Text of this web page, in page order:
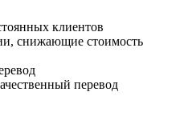
клиентов
снижающие стоимость
перевод